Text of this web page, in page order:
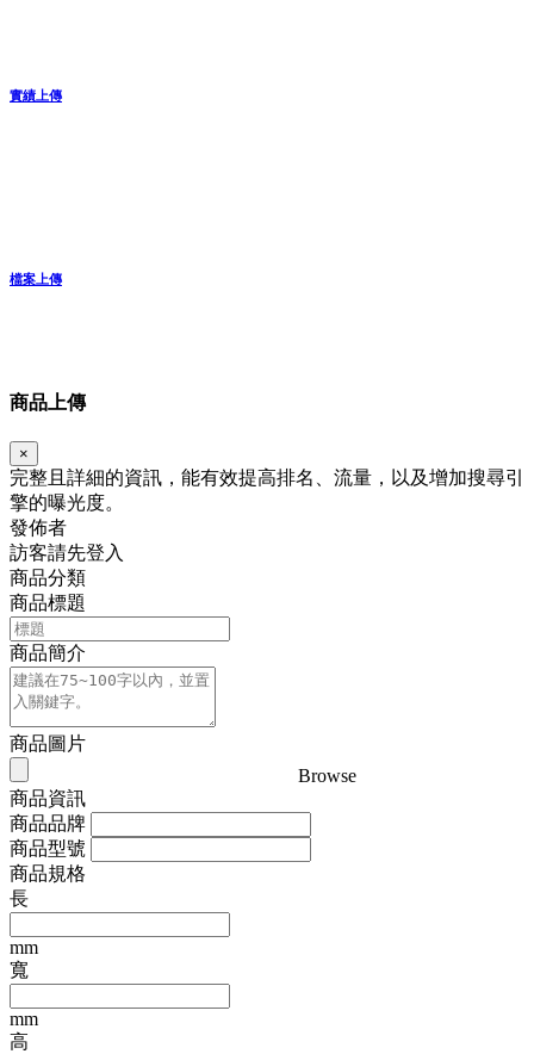
實績上傳
檔案上傳
商品上傳
×
完整且詳細的資訊，能有效提高排名、流量，以及增加搜尋引
擎的曝光度。
發佈者
訪客請先登入
商品分類
商品標題
商品簡介
商品圖片
Browse
商品資訊
商品品牌
商品型號
商品規格
長
mm
寬
mm
高